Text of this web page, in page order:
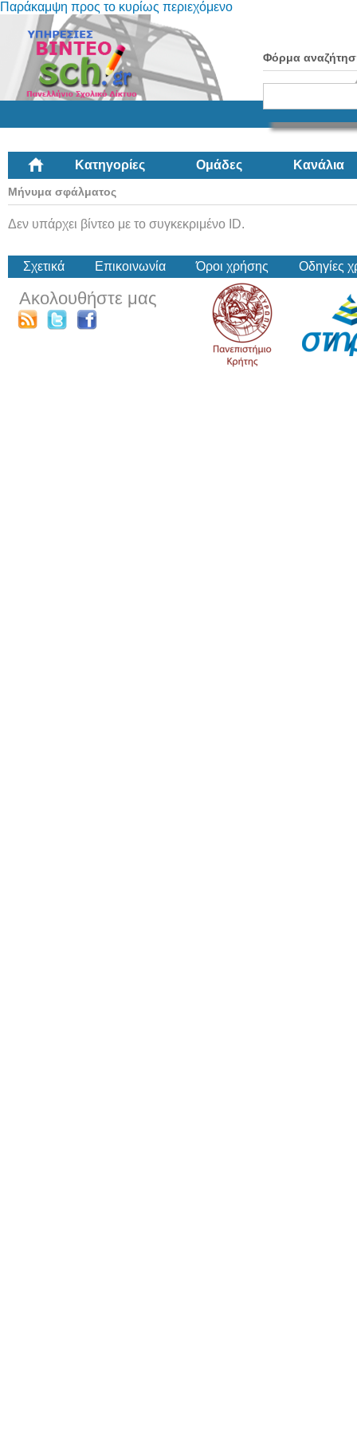
Παράκαμψη προς το κυρίως περιεχόμενο
Φόρμα
Κατηγορίες Ομάδες Κανάλια
Μήνυμα σφάλματος
Δεν υπάρχει βίντεο με το συγκεκριμένο ID.
Σχετικά Επικοινωνία Όροι χρήσης Οδηγίες
Ακολουθήστε μας